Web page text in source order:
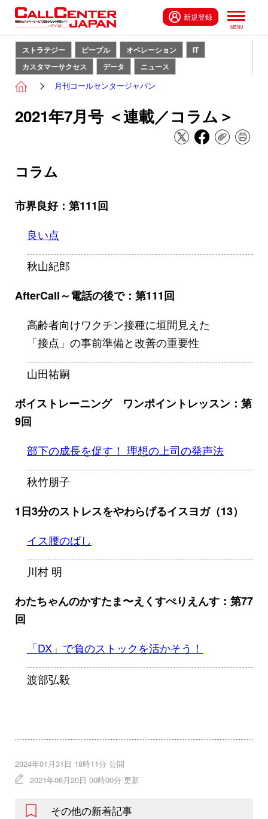
新規登録
ストラテジー ピープル オペレーション
IT
カスタマーサクセス
データ ニュース
月刊コールセンタージャパン
2021年7月号 ＜連載／コラム＞
コラム
市界良好：第111回
良い点
秋山紀郎
AfterCall～電話の後で：第111回
高齢者向けワクチン接種に垣間見えた
「接点」の事前準備と改善の重要性
山田祐嗣
ボイストレーニング ワンポイントレッスン：第
9回
部下の成長を促す！ 理想の上司の発声法
秋竹朋子
1日3分のストレスをやわらげるイスヨガ（13）
イス腰のばし
川村 明
わたちゃんのかすたま〜えくすぺりえんす：第77
回
「DX」で負のストックを活かそう！
渡部弘毅
2024年01月31日 18時11分 公開
2021年06月20日 00時00分 更新
その他の新着記事